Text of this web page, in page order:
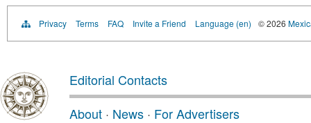
Privacy Terms FAQ Invite a Friend Language (en) © 2026
Editorial Contacts
About · News · For Advertisers